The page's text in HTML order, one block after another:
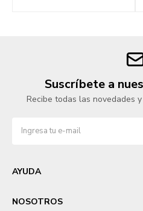
Suscríbete a
Recibe todas las novedades
AYUDA
NOSOTROS